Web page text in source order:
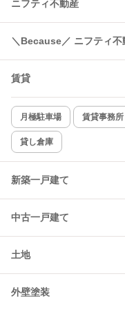
温水洗浄便座
コンロ2口以上
新着のみ
該当件数:
1件
ニフティ不動産
＼Because／ ニフティ不
賃貸
月極駐車場 賃貸事務
貸し倉庫
新築一戸建て
中古一戸建て
土地
外壁塗装